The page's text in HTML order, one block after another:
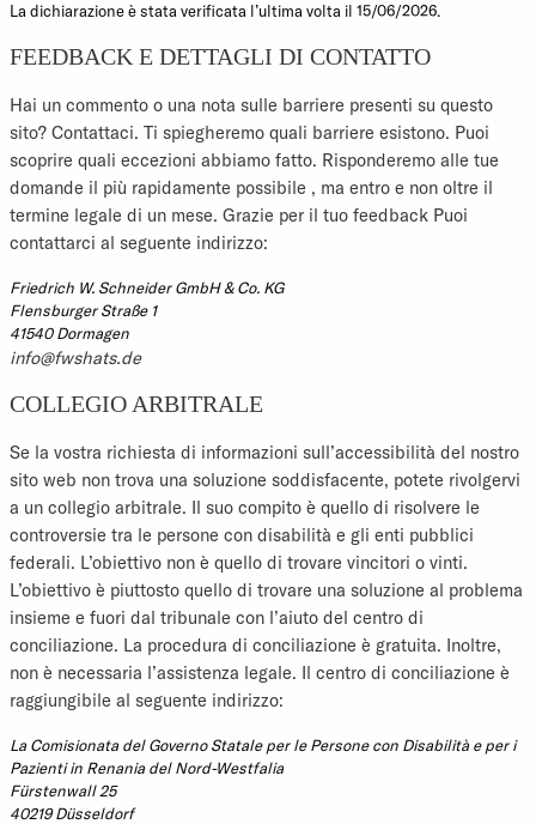
La dichiarazione è stata verificata l’ultima volta il 15/06/2026.
FEEDBACK E DETTAGLI DI CONTATTO
Hai un commento o una nota sulle barriere presenti su questo
sito? Contattaci. Ti spiegheremo quali barriere esistono. Puoi
scoprire quali eccezioni abbiamo fatto. Risponderemo alle tue
domande il più rapidamente possibile , ma entro e non oltre il
termine legale di un mese. Grazie per il tuo feedback Puoi
contattarci al seguente indirizzo:
Friedrich W. Schneider GmbH & Co. KG
Flensburger Straße 1
41540 Dormagen
info@fwshats.de
COLLEGIO ARBITRALE
Se la vostra richiesta di informazioni sull’accessibilità del nostro
sito web non trova una soluzione soddisfacente, potete rivolgervi
a un collegio arbitrale. Il suo compito è quello di risolvere le
controversie tra le persone con disabilità e gli enti pubblici
federali. L’obiettivo non è quello di trovare vincitori o vinti.
L’obiettivo è piuttosto quello di trovare una soluzione al problema
insieme e fuori dal tribunale con l’aiuto del centro di
conciliazione. La procedura di conciliazione è gratuita. Inoltre,
non è necessaria l’assistenza legale. Il centro di conciliazione è
raggiungibile al seguente indirizzo:
La Comisionata del Governo Statale per le Persone con Disabilità e per i
Pazienti in Renania del Nord-Westfalia
Fürstenwall 25
40219 Düsseldorf